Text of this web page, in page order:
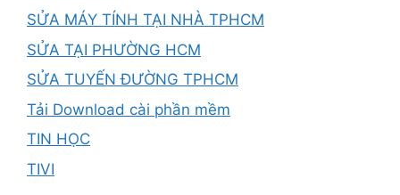
SỬA MÁY TÍNH TẠI NHÀ TPHCM
SỬA TẠI PHƯỜNG HCM
SỬA TUYẾN ĐƯỜNG TPHCM
Tải Download cài phần mềm
TIN HỌC
TIVI